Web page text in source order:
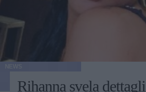
Rihanna svela